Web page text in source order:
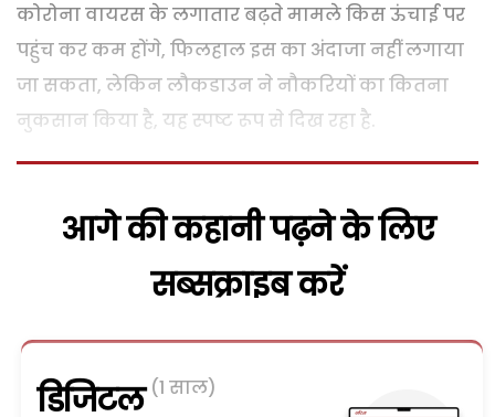
कोरोना वायरस के लगातार बढ़ते मामले किस ऊंचाई पर
पहुंच कर कम होंगे, फिलहाल इस का अंदाजा नहीं लगाया
जा सकता, लेकिन लौकडाउन ने नौकरियों का कितना
नुकसान किया है, यह स्पष्ट रूप से दिख रहा है.
आगे की कहानी पढ़ने के लिए
सब्सक्राइब करें
डिजिटल (1 साल)